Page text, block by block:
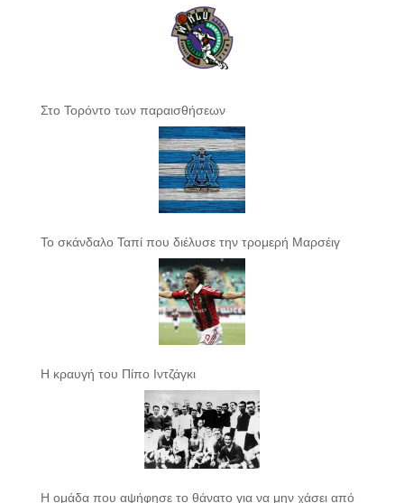
Στο Τορόντο των παραισθήσεων
Το σκάνδαλο Ταπί που διέλυσε την τρομερή Μαρσέιγ
Η κραυγή του Πίπο Ιντζάγκι
Η ομάδα που αψήφησε το θάνατο για να μην χάσει από